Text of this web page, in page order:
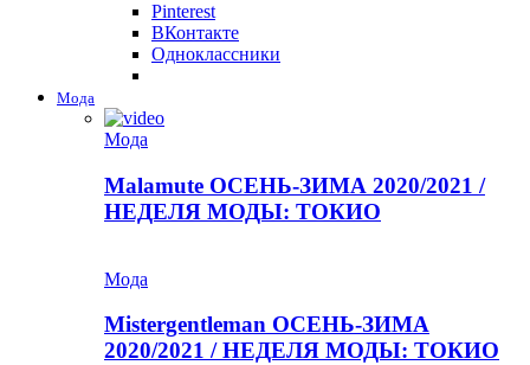
Pinterest
ВКонтакте
Одноклассники
Мода
Мода
Malamute ОСЕНЬ-ЗИМА 2020/2021 /
НЕДЕЛЯ МОДЫ: ТОКИО
Мода
Mistergentleman ОСЕНЬ-ЗИМА
2020/2021 / НЕДЕЛЯ МОДЫ: ТОКИО